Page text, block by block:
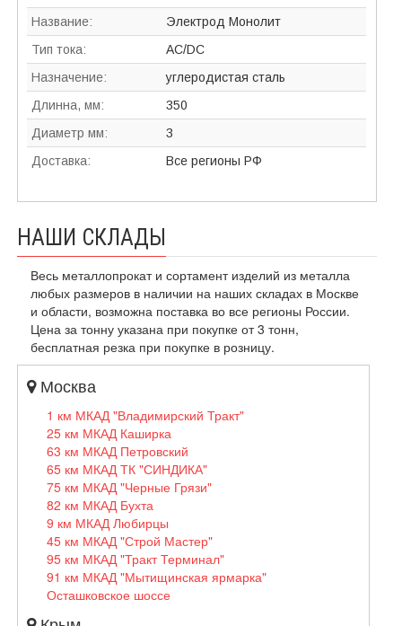
Название:
Электрод Монолит
Тип тока:
AC/DC
Назначение:
углеродистая сталь
Длинна, мм:
350
Диаметр мм:
3
Доставка:
Все регионы РФ
НАШИ СКЛАДЫ
Весь металлопрокат и сортамент изделий из металла
любых размеров в наличии на наших складах в Москве
и области, возможна поставка во все регионы России.
Цена за тонну указана при покупке от 3 тонн,
бесплатная резка при покупке в розницу.
Москва
1 км МКАД "Владимирский Тракт"
25 км МКАД Каширка
63 км МКАД Петровский
65 км МКАД ТК "СИНДИКА"
75 км МКАД "Черные Грязи"
82 км МКАД Бухта
9 км МКАД Любирцы
45 км МКАД "Строй Мастер"
95 км МКАД "Тракт Терминал"
91 км МКАД "Мытищинская ярмарка"
Осташковское шоссе